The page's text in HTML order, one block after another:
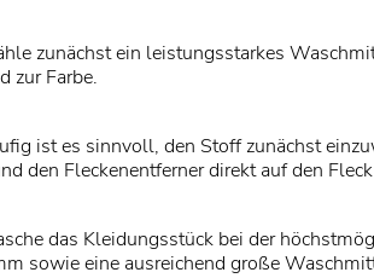
zunächst ein leistungsstarkes
zur Farbe.
ist es sinnvoll, den Stoff zunächst
den Fleckenentferner direkt auf den
das Kleidungsstück bei der
sowie eine ausreichend große